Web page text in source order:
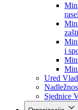
i
Ured